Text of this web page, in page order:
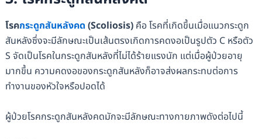
โรคกระดูกสันหลังคด (Scoliosis) คือ โรคที่เกิดขึ้นเมื่อแนวกระดูก
สันหลังซึ่งจะมีลักษณะเป็นเส้นตรงเกิดการคดงอเป็นรูปตัว C หรือตัว
S จัดเป็นโรคในกระดูกสันหลังที่ไม่ได้ร้ายแรงนัก แต่เมื่อผู้ป่วยอายุ
มากขึ้น ความคดงอของกระดูกสันหลังก็อาจส่งผลกระทบต่อการ
ทำงานของหัวใจหรือปอดได้
ผู้ป่วยโรคกระดูกสันหลังคดมักจะมีลักษณะทางกายภาพดังต่อไปนี้